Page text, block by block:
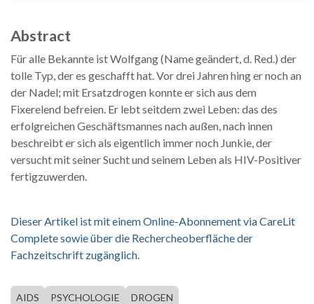
Abstract
Für alle Bekannte ist Wolfgang (Name geändert, d. Red.) der
tolle Typ, der es geschafft hat. Vor drei Jahren hing er noch an
der Nadel; mit Ersatzdrogen konnte er sich aus dem
Fixerelend befreien. Er lebt seitdem zwei Leben: das des
erfolgreichen Geschäftsmannes nach außen, nach innen
beschreibt er sich als eigentlich immer noch Junkie, der
versucht mit seiner Sucht und seinem Leben als HIV-Positiver
fertigzuwerden.
Dieser Artikel ist mit einem Online-Abonnement via CareLit
Complete sowie über die Rechercheoberfläche der
Fachzeitschrift zugänglich.
AIDS PSYCHOLOGIE
DROGEN